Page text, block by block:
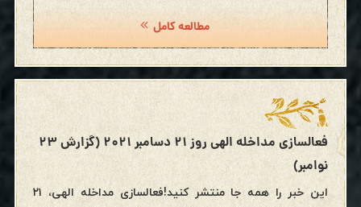
مطالعه کامل
فعالسازی مداخله الهی روز ۲۱ دسامبر ۲۰۲۱ (گزارش ۲۳
نوامبر)
این خبر را همه جا منتشر کنید!فعالسازی مداخله الهی، ۲۱